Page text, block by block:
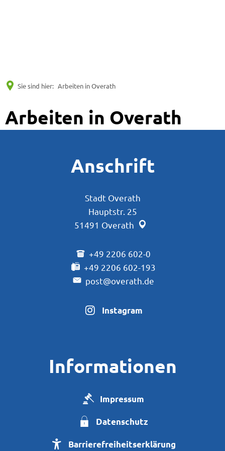
Sie sind hier: Arbeiten in Overath
Arbeiten in Overath
Anschrift
Stadt Overath
Hauptstr. 25
51491 Overath
+49 2206 602-0
+49 2206 602-193
post@overath.de
Instagram
Informationen
Impressum
Datenschutz
Barrierefreiheitserklärung